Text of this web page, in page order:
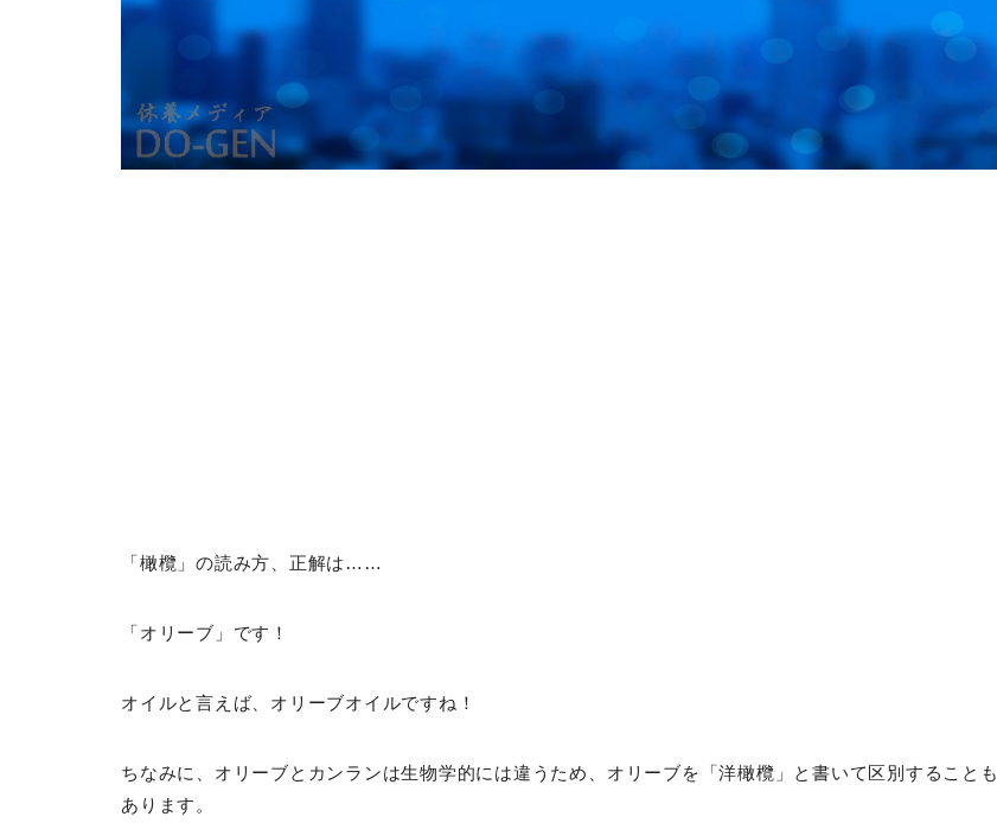
「橄欖」の読み方、正解は……
「オリーブ」です！
オイルと言えば、オリーブオイルですね！
ちなみに、オリーブとカンランは生物学的には違うため、オリーブを「洋橄欖」と書いて区別することも
あります。